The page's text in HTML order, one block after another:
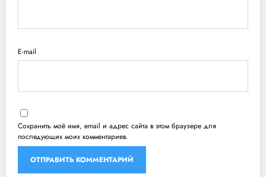
E-mail
Сохранить моё имя, email и адрес сайта в этом браузере для
последующих моих комментариев.